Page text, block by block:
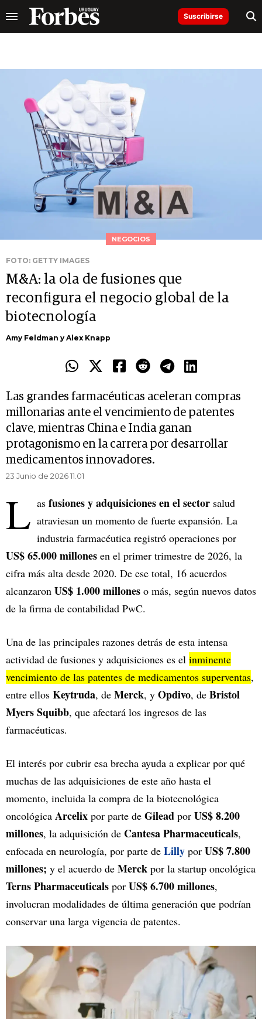
Suscribirse
NEGOCIOS
FOTO: GETTY IMAGES
M&A: la ola de fusiones que
reconfigura el negocio global de la
biotecnología
Amy Feldman y Alex Knapp
Las grandes farmacéuticas aceleran compras
millonarias ante el vencimiento de patentes
clave, mientras China e India ganan
protagonismo en la carrera por desarrollar
medicamentos innovadores.
23 Junio de 2026 11.01
L as fusiones y adquisiciones en el sector salud
atraviesan un momento de fuerte expansión. La
industria farmacéutica registró operaciones por
US$ 65.000 millones en el primer trimestre de 2026, la
cifra más alta desde 2020. De ese total, 16 acuerdos
alcanzaron US$ 1.000 millones o más, según nuevos datos
de la firma de contabilidad PwC.
Una de las principales razones detrás de esta intensa
actividad de fusiones y adquisiciones es el inminente
vencimiento de las patentes de medicamentos superventas,
entre ellos Keytruda, de Merck, y Opdivo, de Bristol
Myers Squibb, que afectará los ingresos de las
farmacéuticas.
El interés por cubrir esa brecha ayuda a explicar por qué
muchas de las adquisiciones de este año hasta el
momento, incluida la compra de la biotecnológica
oncológica Arcelix por parte de Gilead por US$ 8.200
millones, la adquisición de Cantesa Pharmaceuticals,
enfocada en neurología, por parte de Lilly por US$ 7.800
millones; y el acuerdo de Merck por la startup oncológica
Terns Pharmaceuticals por US$ 6.700 millones,
involucran modalidades de última generación que podrían
conservar una larga vigencia de patentes.